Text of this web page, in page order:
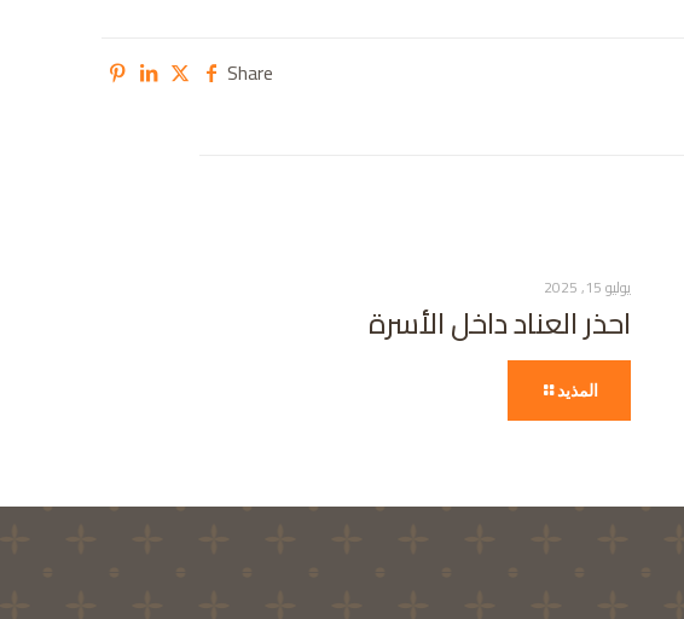
Share
يوليو 15, 2025
احذر العناد داخل الأسرة
المذيد